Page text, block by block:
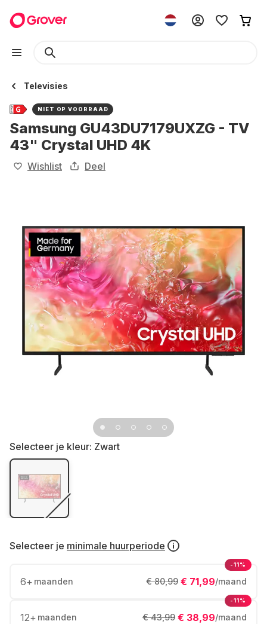
Televisies
NIET OP VOORRAAD
Samsung GU43DU7179UXZG - TV
43" Crystal UHD 4K
Wishlist Deel
Selecteer je kleur: Zwart
Selecteer je minimale huurperiode
6+ maanden € 71,99/maand
€ 80,99
-11%
12+ maanden € 38,99/maand
€ 43,99
-11%